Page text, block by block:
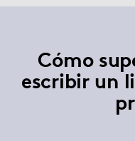
Cómo
escribir un